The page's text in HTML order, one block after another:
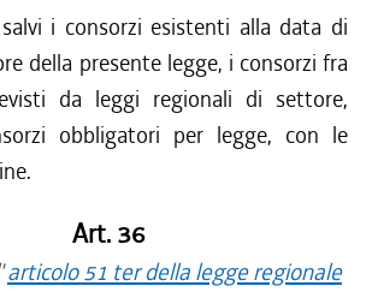
i consorzi esistenti alla data di
della presente legge, i consorzi fra
da leggi regionali di settore,
obbligatori per legge, con le
Art. 36
articolo 51 ter della legge regionale